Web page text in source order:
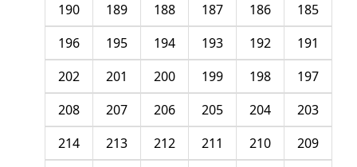
185
186
187
188
189
190
191
192
193
194
195
196
197
198
199
200
201
202
203
204
205
206
207
208
209
210
211
212
213
214